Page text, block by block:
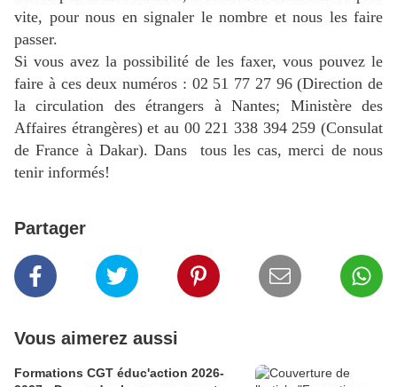
vite, pour nous en signaler le nombre et nous les faire
passer.
Si vous avez la possibilité de les faxer, vous pouvez le
faire à ces deux numéros : 02 51 77 27 96 (Direction de
la circulation des étrangers à Nantes; Ministère des
Affaires étrangères) et au 00 221 338 394 259 (Consulat
de France à Dakar). Dans tous les cas, merci de nous
tenir informés!
Partager
Vous aimerez aussi
Formations CGT éduc'action 2026-